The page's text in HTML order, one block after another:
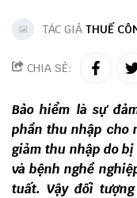
TÁC GIẢ THUẾ
CHIA SẺ:
Bảo hiểm là sự
phần thu nhập cho
giảm thu nhập do
và bệnh nghề
tuất. Vậy đối